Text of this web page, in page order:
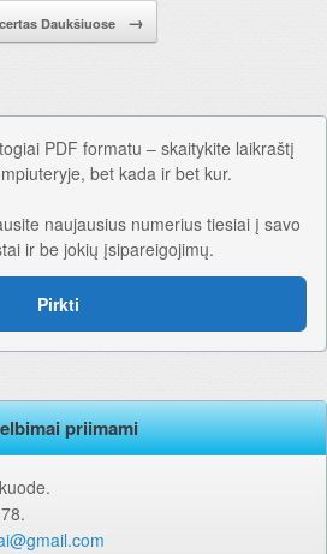
Daukšiuose →
PDF formatu – skaitykite laikraštį
bet kada ir bet kur.
naujausius numerius tiesiai į savo
ir be jokių įsipareigojimų.
Pirkti
priimami